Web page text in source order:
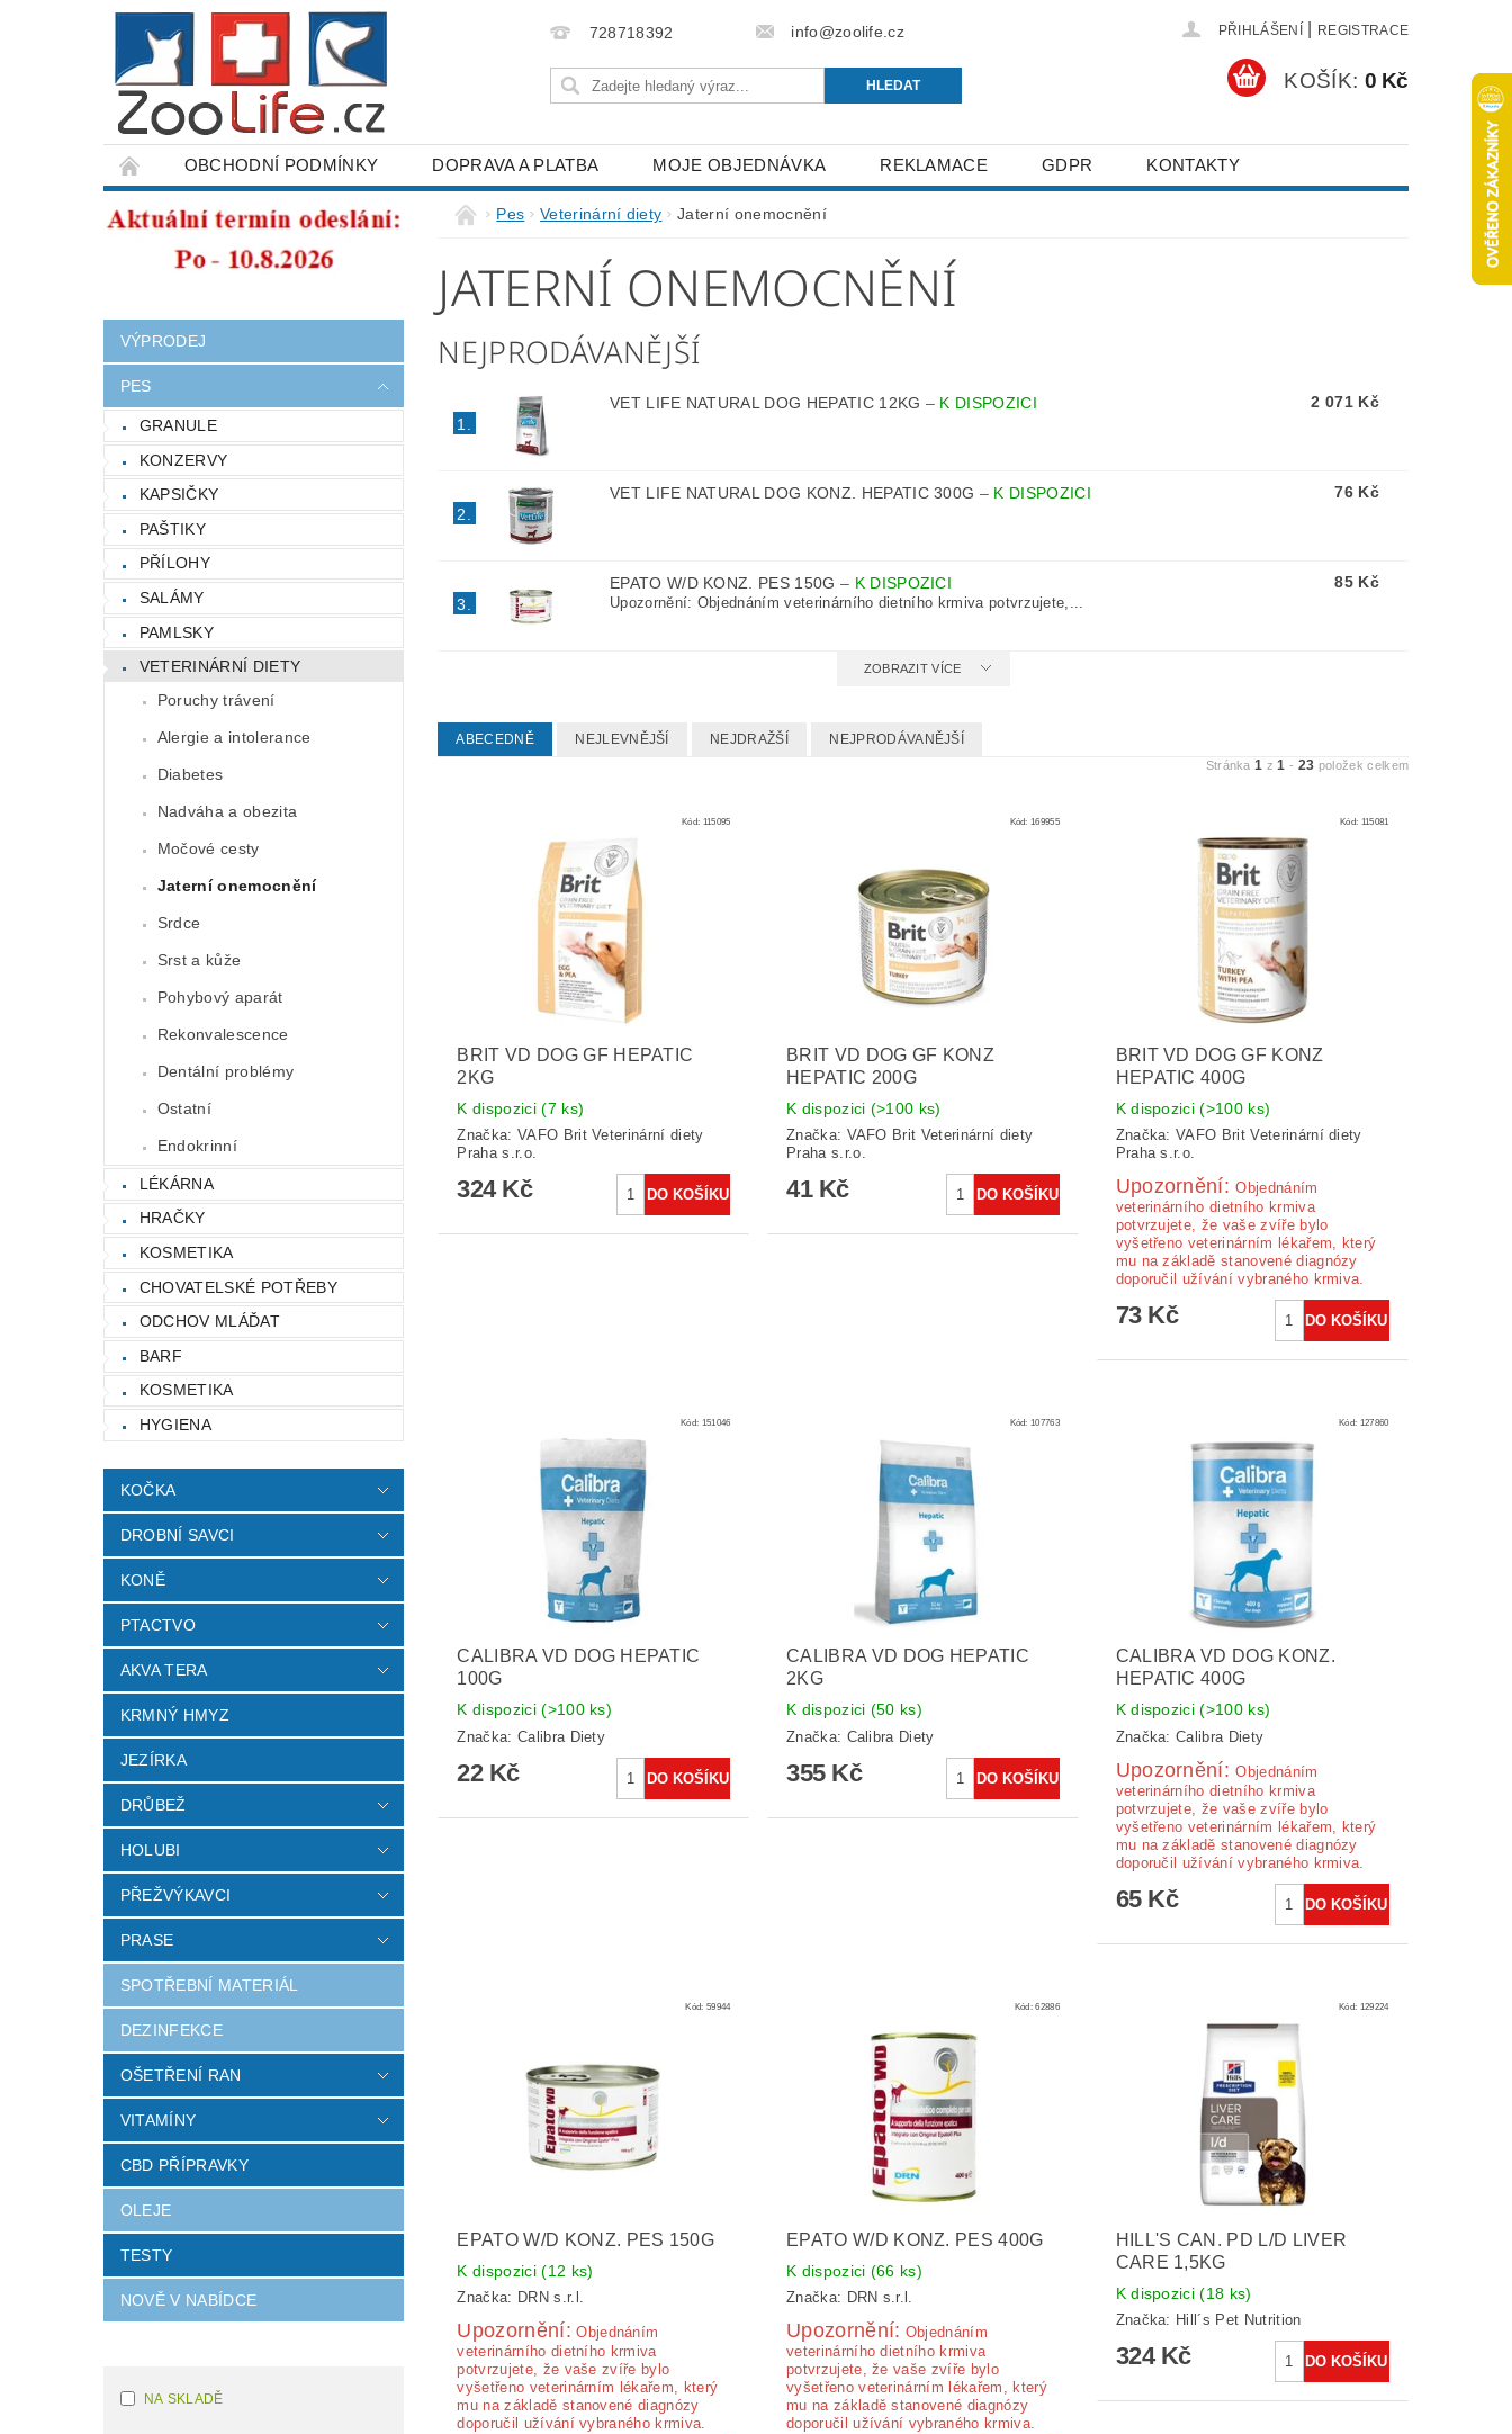
728718392 info@zoolife.cz PŘIHLÁŠENÍ REGISTRACE
KOŠÍK: 0 Kč
OBCHODNÍ PODMÍNKY DOPRAVA A PLATBA MOJE OBJEDNÁVKA REKLAMACE GDPR KONTAKTY
ODSTOUPENÍ OD SMLOUVY
VÝPRODEJ
PES
GRANULE
KONZERVY
KAPSIČKY
PAŠTIKY
PŘÍLOHY
SALÁMY
PAMLSKY
VETERINÁRNÍ DIETY
Poruchy trávení
Alergie a intolerance
Diabetes
Nadváha a obezita
Močové cesty
Jaterní onemocnění
Srdce
Srst a kůže
Pohybový aparát
Rekonvalescence
Dentální problémy
Ostatní
Endokrinní
LÉKÁRNA
HRAČKY
KOSMETIKA
CHOVATELSKÉ POTŘEBY
ODCHOV MLÁĎAT
BARF
KOSMETIKA
HYGIENA
KOČKA
DROBNÍ SAVCI
KONĚ
PTACTVO
AKVA TERA
KRMNÝ HMYZ
JEZÍRKA
DRŮBEŽ
HOLUBI
PŘEŽVÝKAVCI
PRASE
SPOTŘEBNÍ MATERIÁL
DEZINFEKCE
OŠETŘENÍ RAN
VITAMÍNY
CBD PŘÍPRAVKY
OLEJE
TESTY
NOVĚ V NABÍDCE
NA SKLADĚ
Pes Veterinární diety Jaterní onemocnění
JATERNÍ ONEMOCNĚNÍ
NEJPRODÁVANĚJŠÍ
1.
VET LIFE NATURAL DOG HEPATIC 12KG – K DISPOZICI 2 071 Kč
2.
VET LIFE NATURAL DOG KONZ. HEPATIC 300G – K DISPOZICI 76 Kč
3.
EPATO W/D KONZ. PES 150G – K DISPOZICI
Upozornění: Ob­jednáním veterinárního dietního krmiva potvrzujete,...
85 Kč
ZOBRAZIT VÍCE
ABECEDNĚ NEJLEVNĚJŠÍ NEJDRAŽŠÍ NEJPRODÁVANĚJŠÍ
Stránka1 z1 - 23 položek celkem
Kód: 115095
BRIT VD DOG GF HEPATIC
2KG
K dispozici(7 ks)
Značka: VAFO Brit Veterinární diety
Praha s.r.o.
324 Kč
Kód:169955
BRIT VD DOG GF KONZ
HEPATIC 200G
K dispozici (>100 ks)
Značka: VAFO Brit Veterinární diety
Praha s.r.o.
41 Kč
Kód: 115081
BRIT VD DOG GF KONZ
HEPATIC 400G
K dispozici(>100 ks)
Značka:VAFO Brit Veterinární diety
Praha s.r.o.
Upozornění:Ob­jednáním
veterinárního dietního krmiva
potvrzujete, že vaše zvíře bylo
vyšetřeno veterinárním lékařem, který
mu na základě stanovené diagnózy
doporučil užívání vybraného krmiva.
73 Kč
Kód: 151046
CALIBRA VD DOG HEPATIC
100G
K dispozici(>100 ks)
Značka: Calibra Diety
22 Kč
Kód:107763
CALIBRA VD DOG HEPATIC
2KG
K dispozici (50 ks)
Značka: Calibra Diety
355 Kč
Kód: 127860
CALIBRA VD DOG KONZ.
HEPATIC 400G
K dispozici(>100 ks)
Značka:Calibra Diety
Upozornění:Ob­jednáním
veterinárního dietního krmiva
potvrzujete, že vaše zvíře bylo
vyšetřeno veterinárním lékařem, který
mu na základě stanovené diagnózy
doporučil užívání vybraného krmiva.
65 Kč
Kód: 59944
EPATO W/D KONZ. PES 150G
K dispozici(12 ks)
Značka: DRN s.r.l.
Upozornění: Ob­jednáním
veterinárního dietního krmiva
potvrzujete, že vaše zvíře bylo
vyšetřeno veterinárním lékařem, který
mu na základě stanovené diagnózy
doporučil užívání vybraného krmiva.
Kód:62886
EPATO W/D KONZ. PES 400G
K dispozici (66 ks)
Značka: DRN s.r.l.
Upozornění: Ob­jednáním
veterinárního dietního krmiva
potvrzujete, že vaše zvíře bylo
vyšetřeno veterinárním lékařem, který
mu na základě stanovené diagnózy
doporučil užívání vybraného krmiva.
Kód: 129224
HILL'S CAN. PD L/D LIVER
CARE 1,5KG
K dispozici(18 ks)
Značka: Hill´s Pet Nutrition
324 Kč